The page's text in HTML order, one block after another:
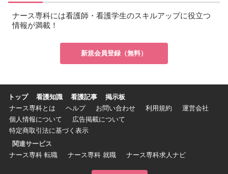
ナース専科には看護師・看護学生のスキルアップに役立つ
情報が満載！
新規会員登録（無料）
トップ 看護知識 看護記事
掲示板
ナース専科とは
ヘルプ お問い合わせ 利用規約
運営会社
個人情報について
広告掲載について
特定商取引法に基づく表示
関連サービス
ナース専科 転職
ナース専科 就職 ナース専科求人ナビ